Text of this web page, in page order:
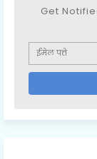
Get